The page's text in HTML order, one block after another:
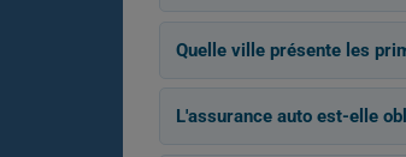
Quelle ville présente les
L'assurance auto est-elle